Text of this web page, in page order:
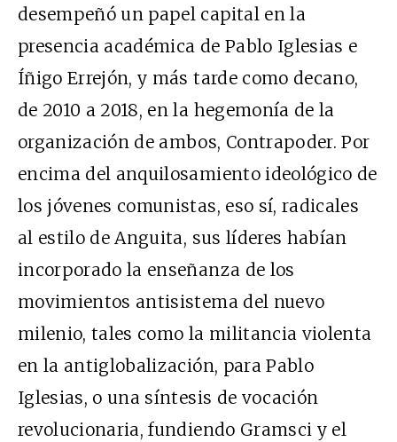
desempeñó un papel capital en la
presencia académica de Pablo Iglesias e
Íñigo Errejón, y más tarde como decano,
de 2010 a 2018, en la hegemonía de la
organización de ambos, Contrapoder. Por
encima del anquilosamiento ideológico de
los jóvenes comunistas, eso sí, radicales
al estilo de Anguita, sus líderes habían
incorporado la enseñanza de los
movimientos antisistema del nuevo
milenio, tales como la militancia violenta
en la antiglobalización, para Pablo
Iglesias, o una síntesis de vocación
revolucionaria, fundiendo Gramsci y el